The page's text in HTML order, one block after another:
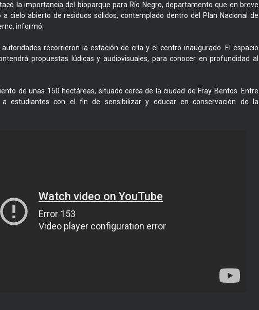
la importancia del bioparque para Río Negro, departamento que en breve
cielo abierto de residuos sólidos, contemplado dentro del Plan Nacional de
informó.
recorrieron la estación de cría y el centro inaugurado. El espacio
propuestas lúdicas y audiovisuales, para conocer en profundidad al
de unas 150 hectáreas, situado cerca de la ciudad de Fray Bentos. Entre
estudiantes con el fin de sensibilizar y educar en conservación de la